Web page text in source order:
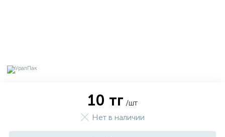
10 тг /шт
Нет в наличии